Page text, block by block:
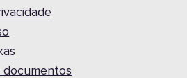
documentos